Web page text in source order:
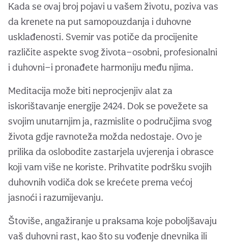
Kada se ovaj broj pojavi u vašem životu, poziva vas
da krenete na put samopouzdanja i duhovne
usklađenosti. Svemir vas potiče da procijenite
različite aspekte svog života—osobni, profesionalni
i duhovni—i pronađete harmoniju među njima.
Meditacija može biti neprocjenjiv alat za
iskorištavanje energije 2424. Dok se povežete sa
svojim unutarnjim ja, razmislite o područjima svog
života gdje ravnoteža možda nedostaje. Ovo je
prilika da oslobodite zastarjela uvjerenja i obrasce
koji vam više ne koriste. Prihvatite podršku svojih
duhovnih vodiča dok se krećete prema većoj
jasnoći i razumijevanju.
Štoviše, angažiranje u praksama koje poboljšavaju
vaš duhovni rast, kao što su vođenje dnevnika ili